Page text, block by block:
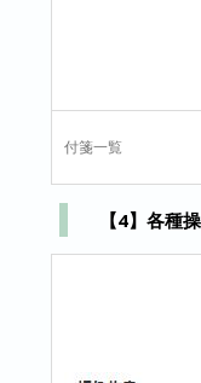
付箋一覧
【4】各種